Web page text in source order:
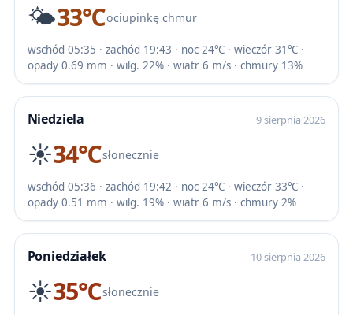
🌤️33℃ociupinkę chmur
wschód 05:35 · zachód 19:43 · noc 24℃ · wieczór 31℃ ·
opady 0.69 mm · wilg. 22% · wiatr 6 m/s · chmury 13%
Niedziela 9 sierpnia 2026
☀️34℃słonecznie
wschód 05:36 · zachód 19:42 · noc 24℃ · wieczór 33℃ ·
opady 0.51 mm · wilg. 19% · wiatr 6 m/s · chmury 2%
Poniedziałek 10 sierpnia 2026
☀️35℃słonecznie